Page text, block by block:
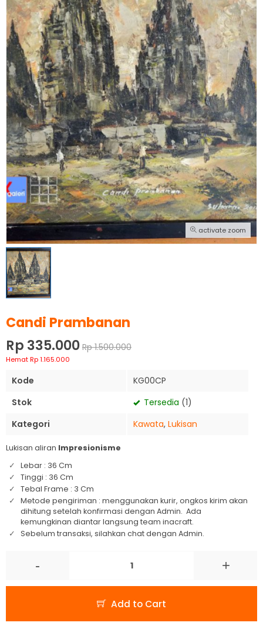
activate zoom
Candi Prambanan
Rp 335.000 Rp 1.500.000
Hemat Rp 1.165.000
Kode
KG00CP
Stok
Tersedia (1)
Kategori
Kawata, Lukisan
Lukisan aliran Impresionisme
Lebar : 36 Cm
Tinggi : 36 Cm
Tebal Frame : 3 Cm
Metode pengiriman : menggunakan kurir, ongkos kirim akan
dihitung setelah konfirmasi dengan Admin. Ada
kemungkinan diantar langsung team inacraft.
Sebelum transaksi, silahkan chat dengan Admin.
- +
Add to Cart